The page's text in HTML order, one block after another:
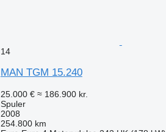
14
MAN TGM 15.240
25.000 € ≈ 186.900 kr.
Spuler
2008
254.800 km